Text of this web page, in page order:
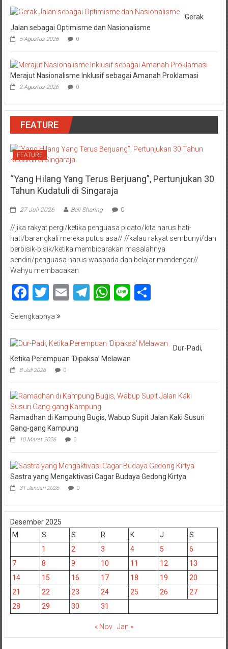
Gerak
Jalan sebagai Optimisme dan Nasionalisme
5 Agustus 2026 0
Merajut Nasionalisme Inklusif sebagai Amanah Proklamasi
2 Agustus 2026 0
FEATURE
FEATURE
“Yang Hilang Yang Terus Berjuang”, Pertunjukan 30
Tahun Kudatuli di Singaraja
27 Juli 2026 Bali Sharing 0
//jika rakyat pergi/ketika penguasa pidato/kita harus hati-
hati/barangkali mereka putus asa// //kalau rakyat sembunyi/dan
berbisik-bisik/ketika membicarakan masalahnya
sendiri/penguasa harus waspada dan belajar mendengar//
Wahyu membacakan
Facebook
Twitter
EmailTelegram
WhatsApp
LineShare
Selengkapnya
Dur-Padi,
Ketika Perempuan ‘Dipaksa’ Melawan
8 Juli 2026 0
Ramadhan di Kampung Bugis, Wabup Supit Jalan Kaki Susuri
Gang-gang Kampung
10 Maret 2026 0
Sastra yang Mengaktivasi Cagar Budaya Gedong Kirtya
31 Januari 2026 0
Desember 2025
M
S S R K J
S
1
2 3 4 5
6
7
8 9 10 11 12
13
14
15 16 17 18 19
20
21
22 23 24 25 26
27
28
29 30 31
« Nov Jan »